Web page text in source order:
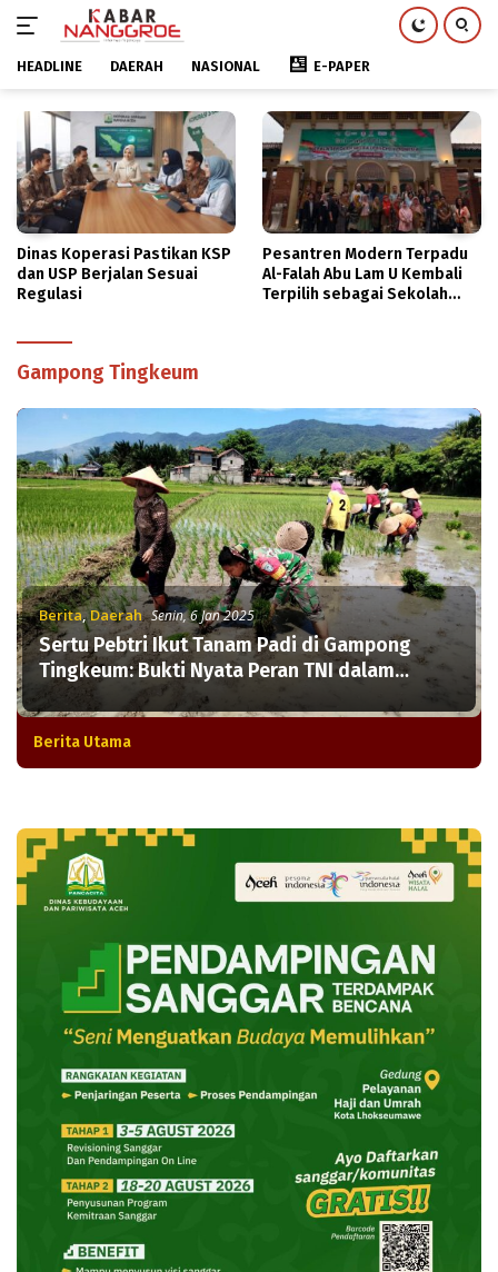
konten
HEADLINE DAERAH NASIONAL E-PAPER
Dinas Koperasi Pastikan KSP
dan USP Berjalan Sesuai
Regulasi
Pesantren Modern Terpadu
Al-Falah Abu Lam U Kembali
Terpilih sebagai Sekolah
Gampong Tingkeum
Berita,Daerah Senin, 6 Jan 2025
Sertu Pebtri Ikut Tanam Padi di Gampong
Tingkeum: Bukti Nyata Peran TNI dalam
Mendukung Ketahanan Pangan
Berita Utama